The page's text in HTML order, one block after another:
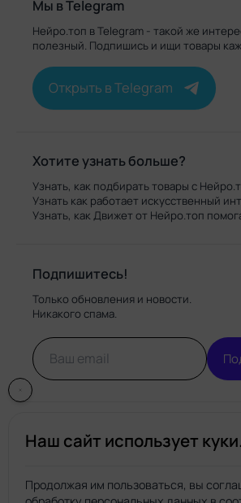
Мы в Telegram
Нейро.топ в Telegram - такой же
полезный. Подпишись и ищи товары
Открыть в Telegram
Хотите узнать больше?
Узнать, как подбирать товары с
Узнать как работает искусственный
Узнать, как Движет от Нейро.топ
Подпишитесь!
Только обновления и новости.
Никакого спама.
Наш сайт использует куки.
Продолжая им пользоваться, вы